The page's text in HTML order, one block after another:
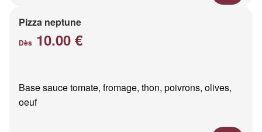
Pizza neptune
Dès 10.00 €
Base sauce tomate, fromage, thon, poivrons, olives,
oeuf